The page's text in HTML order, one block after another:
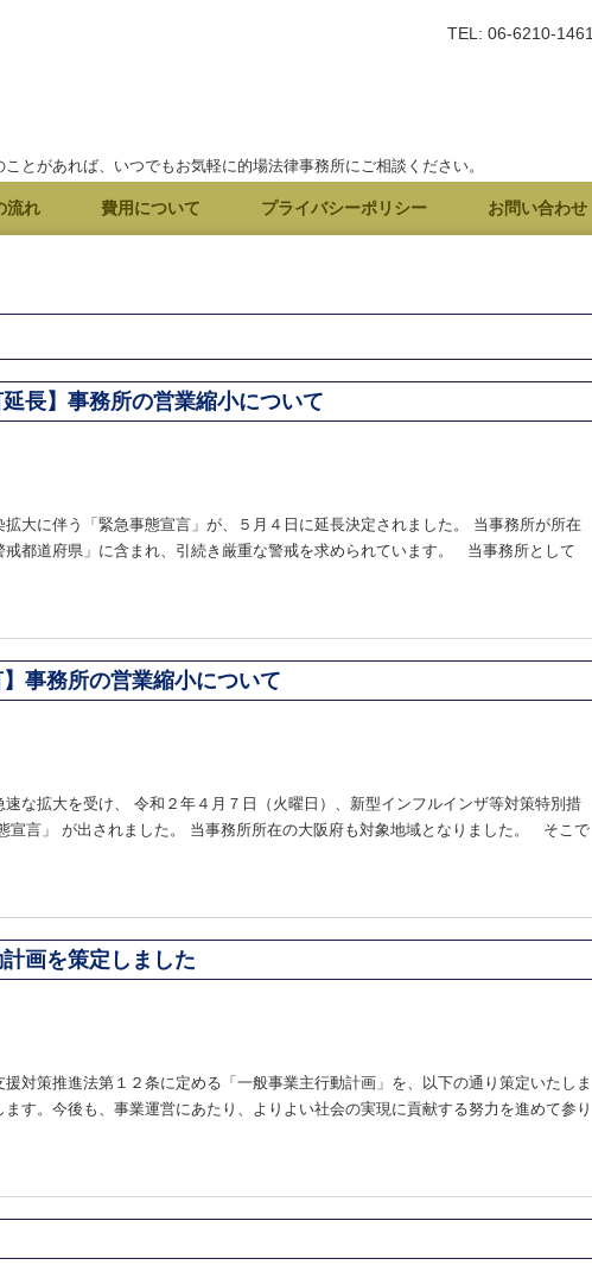
とがあれば、いつでもお気軽に的場法律事務所にご相談ください。
TEL: 06-6210-1461
流れ 費用について プライバシーポリシー お問い合わせ
延長】事務所の営業縮小について
拡大に伴う「緊急事態宣言」が、５月４日に延長決定されました。 当事務所が所在
戒都道府県」に含まれ、引続き厳重な警戒を求められています。 当事務所として
】事務所の営業縮小について
速な拡大を受け、 令和２年４月７日（火曜日）、新型インフルインザ等対策特別措
宣言」 が出されました。 当事務所所在の大阪府も対象地域となりました。 そこで
画を策定しました
対策推進法第１２条に定める「一般事業主行動計画」を、以下の通り策定いたしま
ます。今後も、事業運営にあたり、よりよい社会の実現に貢献する努力を進めて参り